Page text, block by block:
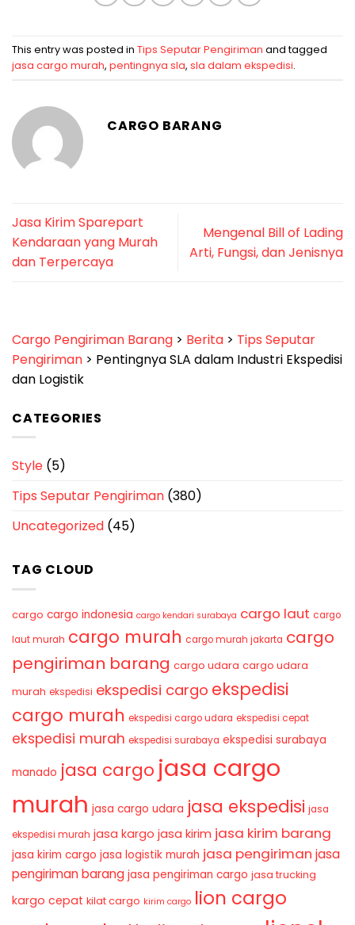
This entry was posted in Tips Seputar Pengiriman and tagged
jasa cargo murah, pentingnya sla, sla dalam ekspedisi.
CARGO BARANG
Jasa Kirim Sparepart
Kendaraan yang Murah
dan Terpercaya
Mengenal Bill of Lading
Arti, Fungsi, dan Jenisnya
Cargo Pengiriman Barang > Berita > Tips Seputar
Pengiriman > Pentingnya SLA dalam Industri Ekspedisi
dan Logistik
CATEGORIES
Style (5)
Tips Seputar Pengiriman (380)
Uncategorized (45)
TAG CLOUD
cargo cargo indonesia cargo kendari surabaya cargo laut cargo
laut murah cargo murah cargo murah jakarta cargo
pengiriman barang cargo udara cargo udara
murah ekspedisi ekspedisi cargo ekspedisi
cargo murah ekspedisi cargo udara ekspedisi cepat
ekspedisi murah ekspedisi surabaya ekspedisi surabaya
manado jasa cargo jasa cargo
murah jasa cargo udara jasa ekspedisi jasa
ekspedisi murah jasa kargo jasa kirim jasa kirim barang
jasa kirim cargo jasa logistik murah jasa pengiriman jasa
pengiriman barang jasa pengiriman cargo jasa trucking
kargo cepat kilat cargo kirim cargo lion cargo